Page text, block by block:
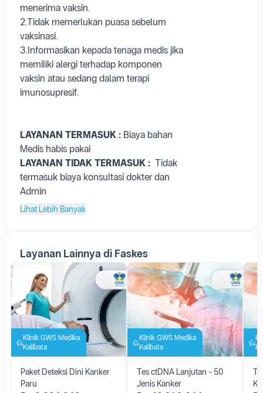
menerima vaksin.
2.Tidak memerlukan puasa sebelum
vaksinasi.
3.Informasikan kepada tenaga medis jika
memiliki alergi terhadap komponen
vaksin atau sedang dalam terapi
imunosupresif.
LAYANAN TERMASUK : Biaya bahan
Medis habis pakai
LAYANAN TIDAK TERMASUK : Tidak
termasuk biaya konsultasi dokter dan
Admin
Lihat Lebih Banyak
Layanan Lainnya di Faskes
Klinik GWS Medika
Kalibata
Paket Deteksi Dini Kanker
Paru
Klinik GWS Medika
Kalibata
Tes ctDNA Lanjutan - 50
Jenis Kanker